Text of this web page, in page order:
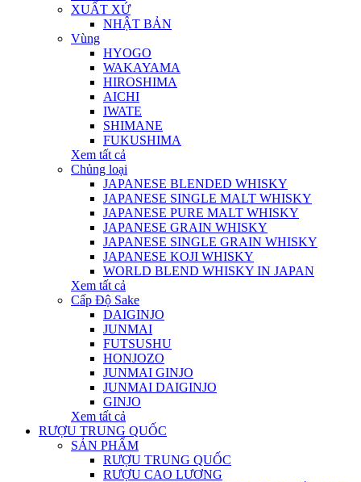
XUẤT XỨ
NHẬT BẢN
Vùng
HYOGO
WAKAYAMA
HIROSHIMA
AICHI
IWATE
SHIMANE
FUKUSHIMA
Xem tất cả
Chủng loại
JAPANESE BLENDED WHISKY
JAPANESE SINGLE MALT WHISKY
JAPANESE PURE MALT WHISKY
JAPANESE GRAIN WHISKY
JAPANESE SINGLE GRAIN WHISKY
JAPANESE KOJI WHISKY
WORLD BLEND WHISKY IN JAPAN
Xem tất cả
Cấp Độ Sake
DAIGINJO
JUNMAI
FUTSUSHU
HONJOZO
JUNMAI GINJO
JUNMAI DAIGINJO
GINJO
Xem tất cả
RƯỢU TRUNG QUỐC
SẢN PHẨM
RƯỢU TRUNG QUỐC
RƯỢU CAO LƯƠNG